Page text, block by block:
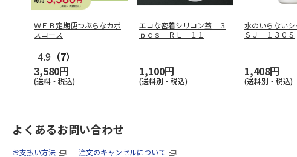
ＷＥＢ定期便つぶらなカボ
スコース
4.9 （7）
3,580円
(送料・税込)
エコな密着シリコン蓋 ３
ｐｃｓ ＲＬ－１１
1,100円
(送料別・税込)
水のいらない
ＳＪ－１３０Ｓ
1,408円
(送料別・税込)
よくあるお問い合わせ
お支払い方法 注文のキャンセルについて